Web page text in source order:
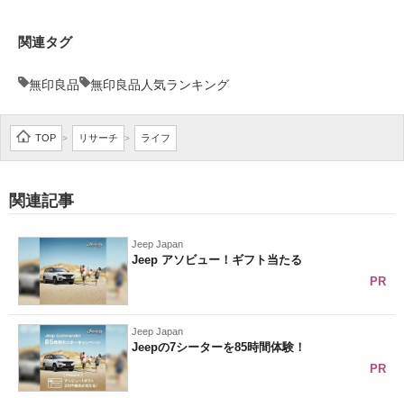
関連タグ
無印良品 無印良品人気ランキング
TOP > リサーチ > ライフ
関連記事
Jeep Japan
Jeep アソビュー！ギフト当たる
PR
Jeep Japan
Jeepの7シーターを85時間体験！
PR